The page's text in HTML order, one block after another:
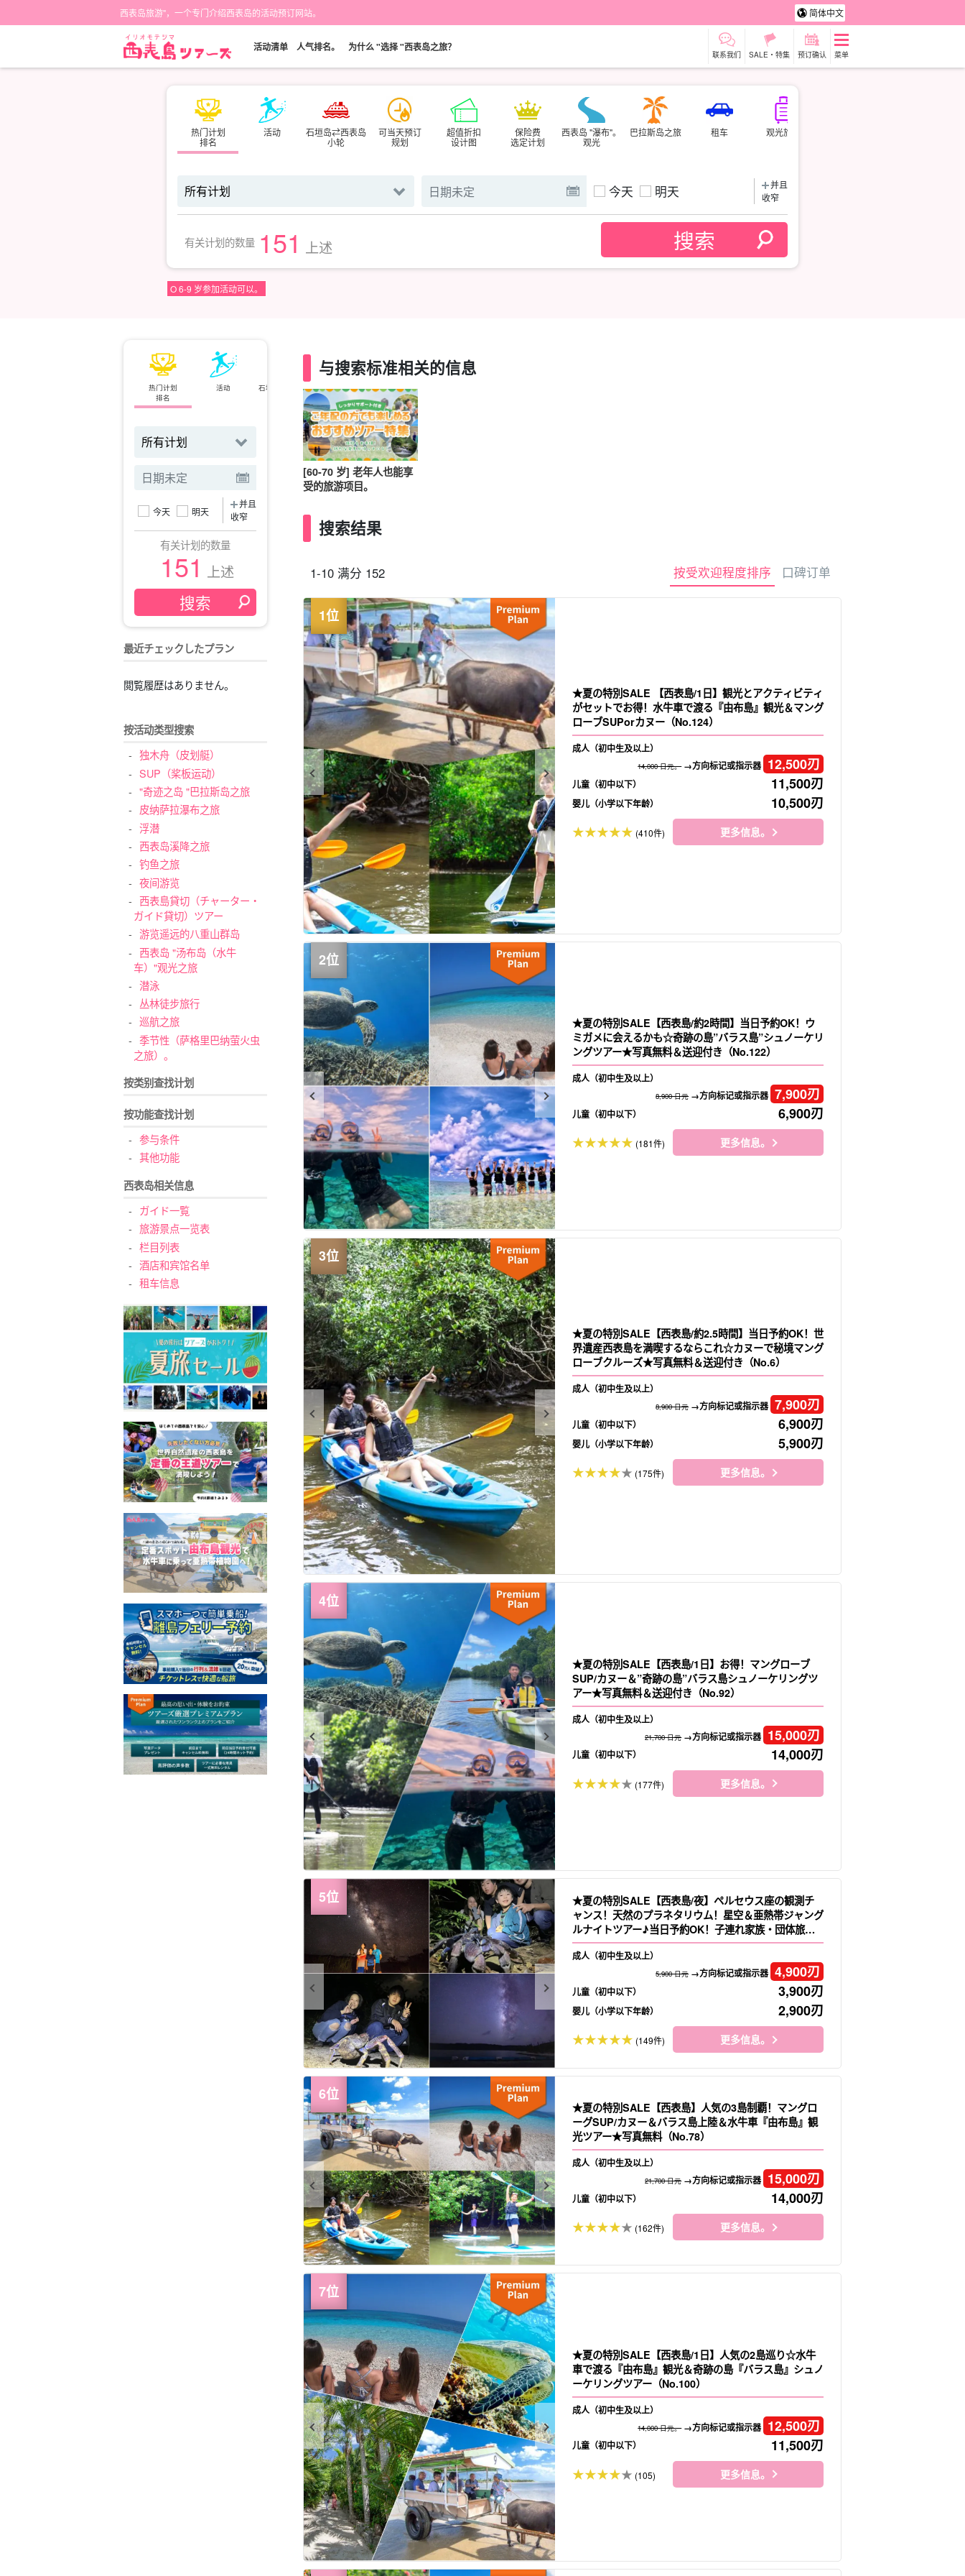
西表岛旅游"，一个专门介绍西表岛的活动预订网站。 简体中文
活动清单 人气排名。 为什么 "选择 "西表岛之旅？
联系我们 SALE・特集 预订确认 菜单
热门计划
排名
活动
石垣岛⇄西表岛
小轮
可当天预订
规划
超值折扣
设计图
保险费
选定计划
西表岛 "瀑布"。
观光
巴拉斯岛之旅 租车 观光旅游
今天 明天
并且
收窄
有关计划的数量 151 上述
O 6-9 岁参加活动可以。
热门计划
排名
活动
石垣岛⇄西表岛
可当天预订
规划
超值折扣
设计图
今天 明天
并且
收窄
有关计划的数量
151 上述
最近チェックしたプラン
閲覧履歴はありません。
按活动类型搜索
独木舟（皮划艇）
SUP（桨板运动）
"奇迹之岛 "巴拉斯岛之旅
皮纳萨拉瀑布之旅
浮潜
西表岛溪降之旅
钓鱼之旅
夜间游览
西表島貸切（チャーター・
ガイド貸切）ツアー
游览遥远的八重山群岛
西表岛 "汤布岛（水牛
车）"观光之旅
潜泳
丛林徒步旅行
巡航之旅
季节性（萨格里巴纳萤火虫
之旅）。
按类别查找计划
按功能查找计划
参与条件
其他功能
西表岛相关信息
ガイド一覧
旅游景点一览表
栏目列表
酒店和宾馆名单
租车信息
与搜索标准相关的信息
[60-70 岁] 老年人也能享
受的旅游项目。
搜索结果
1-10 满分 152 按受欢迎程度排序 口碑订单
★夏の特別SALE 【西表島/1日】観光とアクティビティ
がセットでお得！水牛車で渡る『由布島』観光＆マング
ローブSUPorカヌー（No.124）
成人（初中生及以上）
14,000 日元。→方向标记或指示器 12,500刃
儿童（初中以下） 11,500刃
婴儿（小学以下年龄） 10,500刃
(410件) 更多信息。
★夏の特別SALE【西表島/約2時間】当日予約OK！ウ
ミガメに会えるかも☆奇跡の島”バラス島”シュノーケリ
ングツアー★写真無料＆送迎付き（No.122）
成人（初中生及以上）
8,900 日元→方向标记或指示器 7,900刃
儿童（初中以下） 6,900刃
(181件) 更多信息。
★夏の特別SALE【西表島/約2.5時間】当日予約OK！世
界遺産西表島を満喫するならこれ☆カヌーで秘境マング
ローブクルーズ★写真無料＆送迎付き（No.6）
成人（初中生及以上）
8,900 日元→方向标记或指示器 7,900刃
儿童（初中以下） 6,900刃
婴儿（小学以下年龄） 5,900刃
(175件) 更多信息。
★夏の特別SALE【西表島/1日】お得！マングローブ
SUP/カヌー＆”奇跡の島”バラス島シュノーケリングツ
アー★写真無料＆送迎付き（No.92）
成人（初中生及以上）
21,700 日元→方向标记或指示器 15,000刃
儿童（初中以下） 14,000刃
(177件) 更多信息。
★夏の特別SALE【西表島/夜】ペルセウス座の観測チ
ャンス！天然のプラネタリウム！星空＆亜熱帯ジャング
ルナイトツアー♪当日予約OK！子連れ家族・団体旅行
にもおすすめ（No.16）
成人（初中生及以上）
5,900 日元→方向标记或指示器 4,900刃
儿童（初中以下） 3,900刃
婴儿（小学以下年龄） 2,900刃
(149件) 更多信息。
★夏の特別SALE【西表島】人気の3島制覇！マングロ
ーグSUP/カヌー＆バラス島上陸＆水牛車『由布島』観
光ツアー★写真無料（No.78）
成人（初中生及以上）
21,700 日元→方向标记或指示器 15,000刃
儿童（初中以下） 14,000刃
(162件) 更多信息。
★夏の特別SALE【西表島/1日】人気の2島巡り☆水牛
車で渡る『由布島』観光＆奇跡の島『バラス島』シュノ
ーケリングツアー（No.100）
成人（初中生及以上）
14,000 日元。→方向标记或指示器 12,500刃
儿童（初中以下） 11,500刃
(105) 更多信息。